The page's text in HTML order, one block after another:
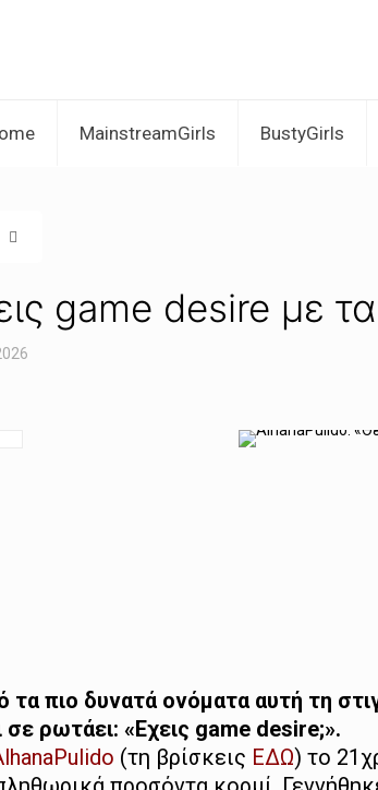
MainstreamGirls BustyGirls
game desire με
τα πιο δυνατά ονόματα αυτή τη
σε ρωτάει: «Εχεις game desire;».
(τη βρίσκεις ΕΔΩ) το